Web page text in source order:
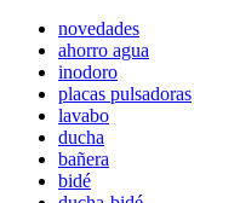
novedades
ahorro agua
inodoro
placas pulsadoras
lavabo
ducha
bañera
bidé